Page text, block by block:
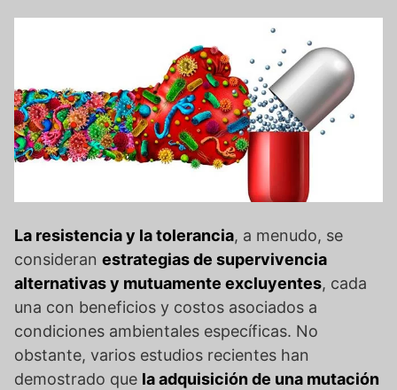
La resistencia y la tolerancia, a menudo, se
consideran estrategias de supervivencia
alternativas y mutuamente excluyentes, cada
una con beneficios y costos asociados a
condiciones ambientales específicas. No
obstante, varios estudios recientes han
demostrado que la adquisición de una mutación